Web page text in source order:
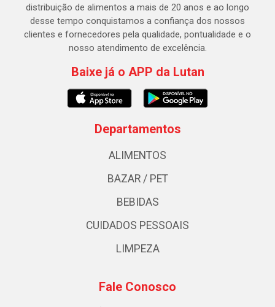
distribuição de alimentos a mais de 20 anos e ao longo
desse tempo conquistamos a confiança dos nossos
clientes e fornecedores pela qualidade, pontualidade e o
nosso atendimento de excelência.
Baixe já o APP da Lutan
Departamentos
ALIMENTOS
BAZAR / PET
BEBIDAS
CUIDADOS PESSOAIS
LIMPEZA
Fale Conosco